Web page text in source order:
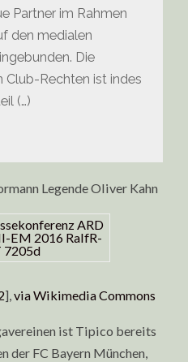
Partner im Rahmen
den medialen
Die
Rechten ist indes
(…)
Legende Oliver Kahn
],via Wikimedia Commons
ist Tipico bereits
der FC Bayern München,